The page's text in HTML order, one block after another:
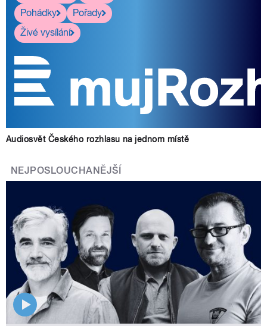
Pohádky
Pořady
Živé vysílání
Audiosvět Českého rozhlasu na jednom místě
NEJPOSLOUCHANĚJŠÍ